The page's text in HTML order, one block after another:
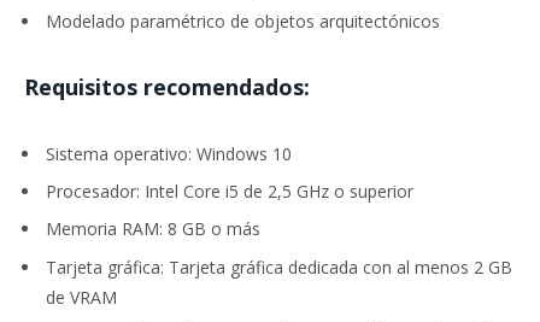
Modelado paramétrico de objetos arquitectónicos
Requisitos recomendados:
Sistema operativo: Windows 10
Procesador: Intel Core i5 de 2,5 GHz o superior
Memoria RAM: 8 GB o más
Tarjeta gráfica: Tarjeta gráfica dedicada con al menos 2 GB
de VRAM